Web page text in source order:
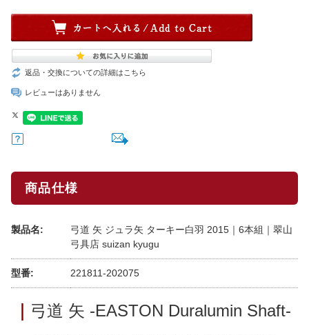
返品・交換についての詳細はこちら
レビューはありません
商品仕様
製品名:
弓道 矢 ジュラ矢 ターキー白羽 2015｜6本組｜翠山
弓具店 suizan kyugu
型番: 221811-202075
弓道 矢 -EASTON Duralumin Shaft-